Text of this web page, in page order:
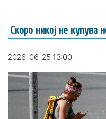
Скоро никој не купува
2026-06-25 13:00